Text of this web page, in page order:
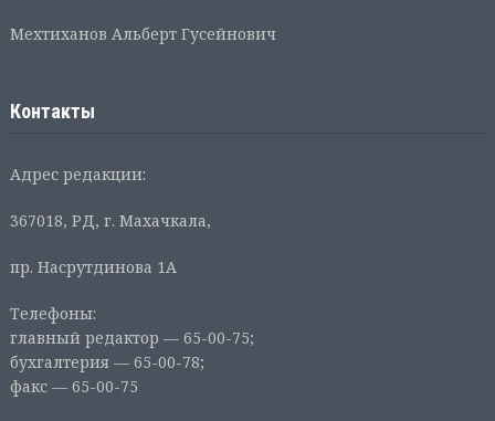
Мехтиханов Альберт Гусейнович
Контакты
Адрес редакции:
367018, РД, г. Махачкала,
пр. Насрутдинова 1А
Телефоны:
главный редактор — 65-00-75;
бухгалтерия — 65-00-78;
факс — 65-00-75